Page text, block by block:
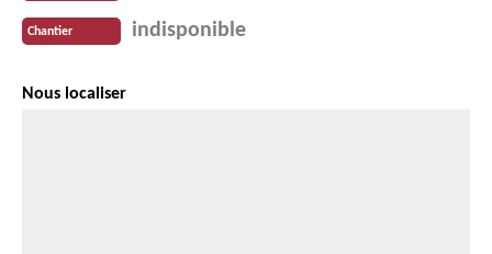
Chantier indisponible
Nous localiser